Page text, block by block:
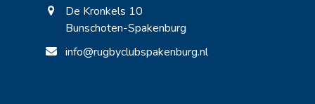
De Kronkels 10
Bunschoten-Spakenburg
info@rugbyclubspakenburg.nl